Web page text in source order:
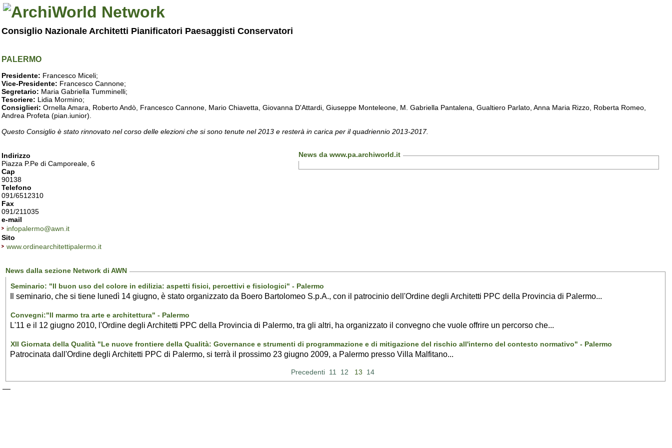
Consiglio Nazionale Architetti Pianificatori Paesaggisti Conservatori
PALERMO
Presidente: Francesco Miceli;
Vice-Presidente: Francesco Cannone;
Segretario: Maria Gabriella Tumminelli;
Tesoriere: Lidia Mormino;
Consiglieri: Ornella Amara, Roberto Andò, Francesco Cannone, Mario Chiavetta, Giovanna D'Attardi, Giuseppe Monteleone, M. Gabriella Pantalena, Gualtiero Parlato, Anna Maria Rizzo, Roberta Romeo,
Andrea Profeta (pian.iunior).
Questo Consiglio è stato rinnovato nel corso delle elezioni che si sono tenute nel 2013 e resterà in carica per il quadriennio 2013-2017.
Indirizzo
Piazza P.Pe di Camporeale, 6
Cap
90138
Telefono
091/6512310
Fax
091/211035
e-mail
infopalermo@awn.it
Sito
www.ordinearchitettipalermo.it
News da www.pa.archiworld.it
News dalla sezione Network di AWN
Seminario: "Il buon uso del colore in edilizia: aspetti fisici, percettivi e fisiologici" - Palermo
Il seminario, che si tiene lunedì 14 giugno, è stato organizzato da Boero Bartolomeo S.p.A., con il patrocinio dell'Ordine degli Architetti PPC della Provincia di Palermo...
Convegni:"Il marmo tra arte e architettura" - Palermo
L'11 e il 12 giugno 2010, l'Ordine degli Architetti PPC della Provincia di Palermo, tra gli altri, ha organizzato il convegno che vuole offrire un percorso che...
XII Giornata della Qualità "Le nuove frontiere della Qualità: Governance e strumenti di programmazione e di mitigazione del rischio all'interno del contesto normativo" - Palermo
Patrocinata dall'Ordine degli Architetti PPC di Palermo, si terrà il prossimo 23 giugno 2009, a Palermo presso Villa Malfitano...
Precedenti 11 12 13 14